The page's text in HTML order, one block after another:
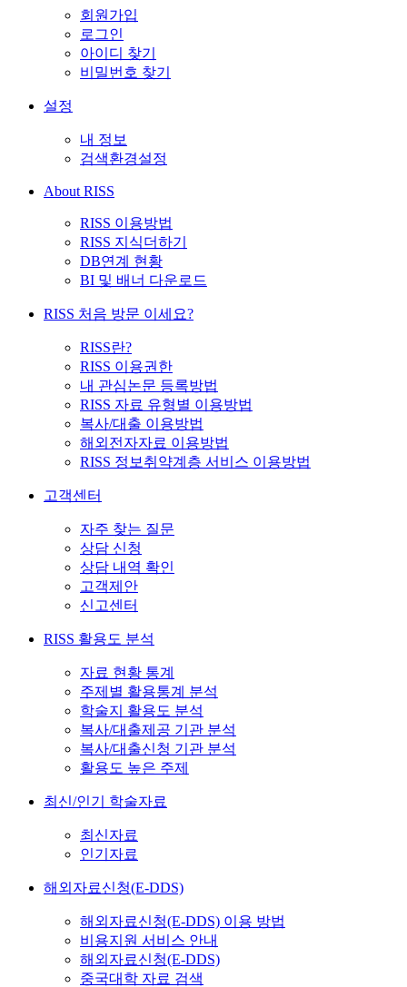
회원가입
로그인
아이디 찾기
비밀번호 찾기
설정
내 정보
검색환경설정
About RISS
RISS 이용방법
RISS 지식더하기
DB연계 현황
BI 및 배너 다운로드
RISS 처음 방문 이세요?
RISS란?
RISS 이용권한
내 관심논문 등록방법
RISS 자료 유형별 이용방법
복사/대출 이용방법
해외전자자료 이용방법
RISS 정보취약계층 서비스 이용방법
고객센터
자주 찾는 질문
상담 신청
상담 내역 확인
고객제안
신고센터
RISS 활용도 분석
자료 현황 통계
주제별 활용통계 분석
학술지 활용도 분석
복사/대출제공 기관 분석
복사/대출신청 기관 분석
활용도 높은 주제
최신/인기 학술자료
최신자료
인기자료
해외자료신청(E-DDS)
해외자료신청(E-DDS) 이용 방법
비용지원 서비스 안내
해외자료신청(E-DDS)
중국대학 자료 검색